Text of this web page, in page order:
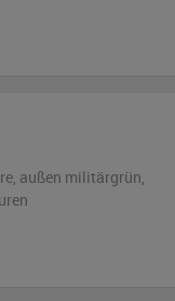
außen militärgrün,